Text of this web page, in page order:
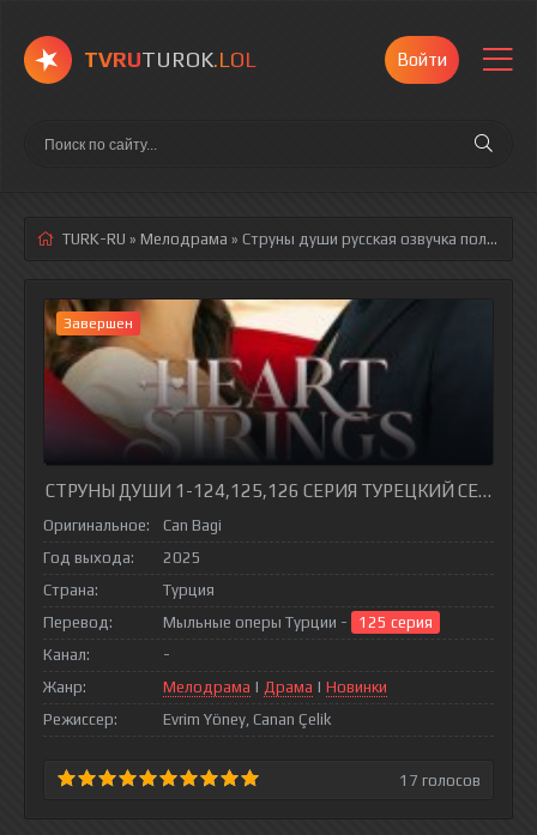
TVRUTUROK.LOL Войти
TURK-RU » Мелодрама » Струны души русская озвучка полностью смотреть онлайн!
Завершен
СТРУНЫ ДУШИ 1-124,125,126 СЕРИЯ ТУРЕЦКИЙ СЕРИАЛ
Оригинальное:
Can Bagi
Год выхода:
2025
Страна:
Турция
Перевод:
Мыльные оперы Турции -
125 серия
Канал:
-
Жанр:
Мелодрама | Драма | Новинки
Режиссер:
Evrim Yöney, Canan Çelik
17 голосов